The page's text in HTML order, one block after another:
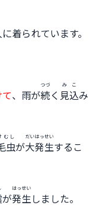
着られています。
、雨が続
つづ
く 見込
みこ
み
虫
むし
が大発生
だいはっせい
するこ
が発生
はっせい
しました。